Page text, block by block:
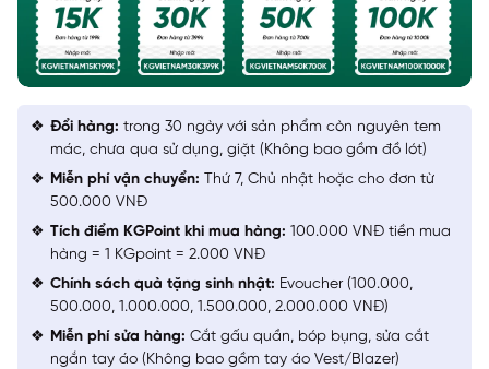
Đổi hàng: trong 30 ngày với sản phẩm còn nguyên tem
mác, chưa qua sử dụng, giặt (Không bao gồm đồ lót)
Miễn phí vận chuyển: Thứ 7, Chủ nhật hoặc cho đơn từ
500.000 VNĐ
Tích điểm KGPoint khi mua hàng: 100.000 VNĐ tiền mua
hàng = 1 KGpoint = 2.000 VNĐ
Chính sách quà tặng sinh nhật: Evoucher (100.000,
500.000, 1.000.000, 1.500.000, 2.000.000 VNĐ)
Miễn phí sửa hàng: Cắt gấu quần, bóp bụng, sửa cắt
ngắn tay áo (Không bao gồm tay áo Vest/Blazer)